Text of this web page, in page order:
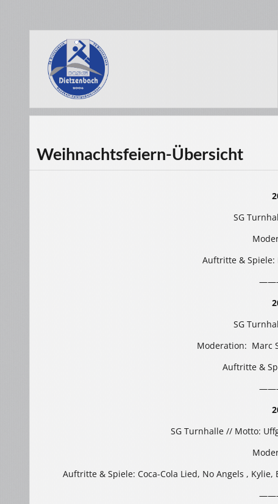
Weihnachtsfeiern-Übersicht
SG
Auftritte & Spiele:
SG
Moderation: Marc
Auftritte &
SG Turnhalle // Motto:
Auftritte & Spiele: Coca-Cola Lied, No Angels ,